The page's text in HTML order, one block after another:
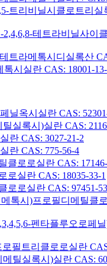
트리비닐시클로트리실
2,4,6,8-테트라비닐사이
트라메톡시디실록산
시실란 CAS: 18001-
닐옥시실란 CAS:
실록시)실란 CAS:
란 CAS: 3027-21-2
란 CAS: 775-56-4
클로로실란 CAS:
로실란 CAS: 18035-33-1
로로실란 CAS: 97451-
톡시)프로필디메틸클
펜타플루오로페
필트리클로로실란
틸실록시)실란 CAS: